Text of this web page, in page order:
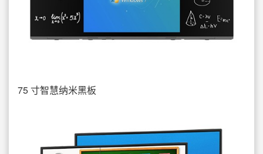
75 寸智慧纳米黑板